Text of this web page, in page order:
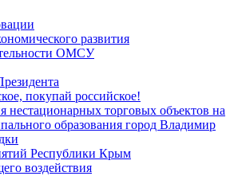
развития
ОМСУ
покупай российское!
нестационарных торговых объектов на
образования город Владимир
Республики Крым
воздействия